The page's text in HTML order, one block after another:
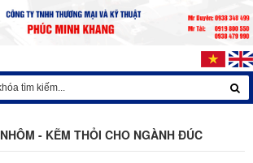
NHÔM - KẼM THỎI CHO NGÀNH ĐÚC